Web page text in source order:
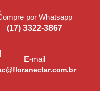
por Whatsapp
(17) 3322-3867
E-mail